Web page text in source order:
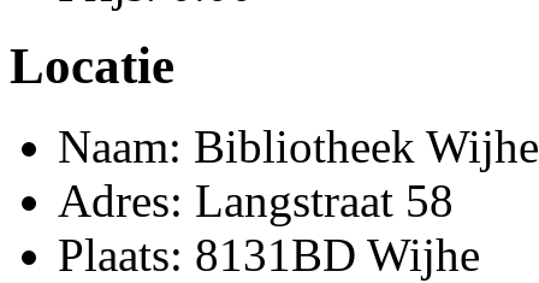
Locatie
Naam: Bibliotheek Wijhe
Adres: Langstraat 58
Plaats: 8131BD Wijhe